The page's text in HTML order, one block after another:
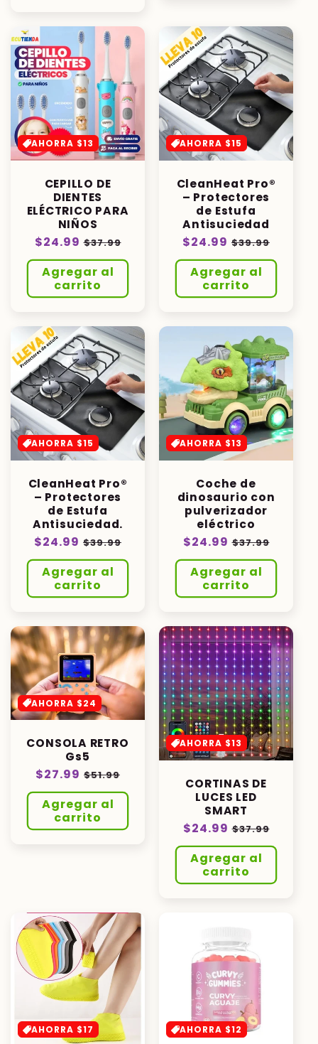
AHORRA $13
CEPILLO DE
DIENTES
ELÉCTRICO PARA
NIÑOS
Precio
habitual
$24.99 Precio
de
oferta
$37.99
Agregar al
carrito
AHORRA $15
CleanHeat Pro®
– Protectores
de Estufa
Antisuciedad
Precio
habitual
$24.99 Precio
de
oferta
$39.99
Agregar al
carrito
AHORRA $15
CleanHeat Pro®
– Protectores
de Estufa
Antisuciedad.
Precio
habitual
$24.99 Precio
de
oferta
$39.99
Agregar al
carrito
AHORRA $13
Coche de
dinosaurio con
pulverizador
eléctrico
Precio
habitual
$24.99 Precio
de
oferta
$37.99
Agregar al
carrito
AHORRA $24
CONSOLA RETRO
Gs5
Precio
habitual
$27.99 Precio
de
oferta
$51.99
Agregar al
carrito
AHORRA $13
CORTINAS DE
LUCES LED
SMART
Precio
habitual
$24.99 Precio
de
oferta
$37.99
Agregar al
carrito
AHORRA $17 AHORRA $12